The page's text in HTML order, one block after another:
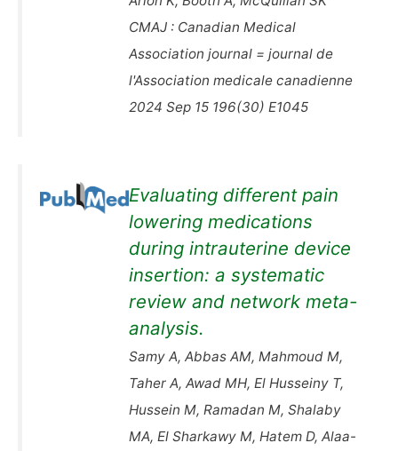
CMAJ : Canadian Medical
Association journal = journal de
l'Association medicale canadienne
2024 Sep 15 196(30) E1045
Evaluating different pain
lowering medications
during intrauterine device
insertion: a systematic
review and network meta-
analysis.
Samy A, Abbas AM, Mahmoud M,
Taher A, Awad MH, El Husseiny T,
Hussein M, Ramadan M, Shalaby
MA, El Sharkawy M, Hatem D, Alaa-